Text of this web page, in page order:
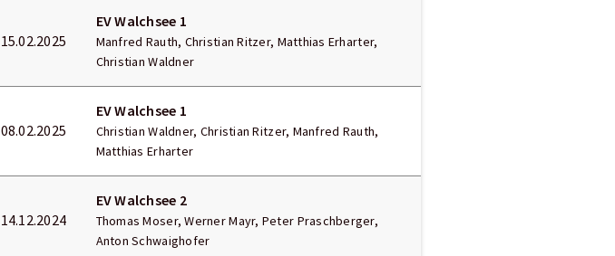
15.02.2025
EV Walchsee 1
Manfred Rauth, Christian Ritzer, Matthias Erharter,
Christian Waldner
08.02.2025
EV Walchsee 1
Christian Waldner, Christian Ritzer, Manfred Rauth,
Matthias Erharter
14.12.2024
EV Walchsee 2
Thomas Moser, Werner Mayr, Peter Praschberger,
Anton Schwaighofer